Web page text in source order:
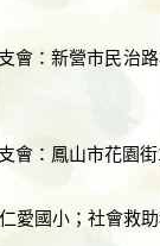
會：新營市民治
會：鳳山市花園
愛國小；社會救